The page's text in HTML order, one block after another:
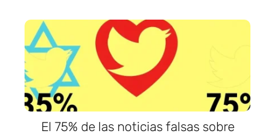
El 75% de las noticias falsas sobre